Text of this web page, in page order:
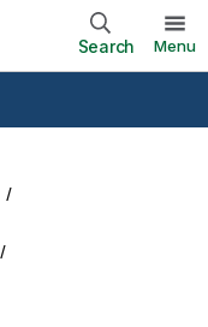
Search Menu